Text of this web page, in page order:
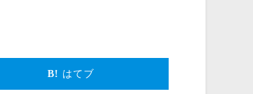
はてブ